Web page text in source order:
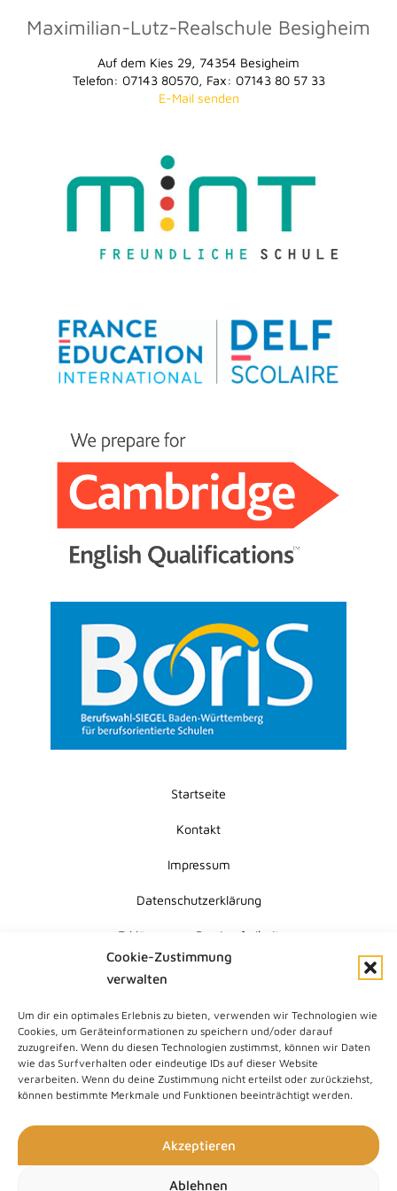
Cookie-Zustimmung
verwalten
Um dir ein optimales Erlebnis zu bieten, verwenden wir Technologien wie
Cookies, um Geräteinformationen zu speichern und/oder darauf
zuzugreifen. Wenn du diesen Technologien zustimmst, können wir Daten
wie das Surfverhalten oder eindeutige IDs auf dieser Website
verarbeiten. Wenn du deine Zustimmung nicht erteilst oder zurückziehst,
können bestimmte Merkmale und Funktionen beeinträchtigt werden.
Akzeptieren
Ablehnen
Maximilian-Lutz-Realschule Besigheim
Auf dem Kies 29, 74354 Besigheim
Telefon: 07143 80570, Fax: 07143 80 57 33
E-Mail senden
Startseite
Kontakt
Impressum
Datenschutzerklärung
Erklärung zur Barrierefreiheit
Cookie-Richtlinie (EU)
Search
Submit